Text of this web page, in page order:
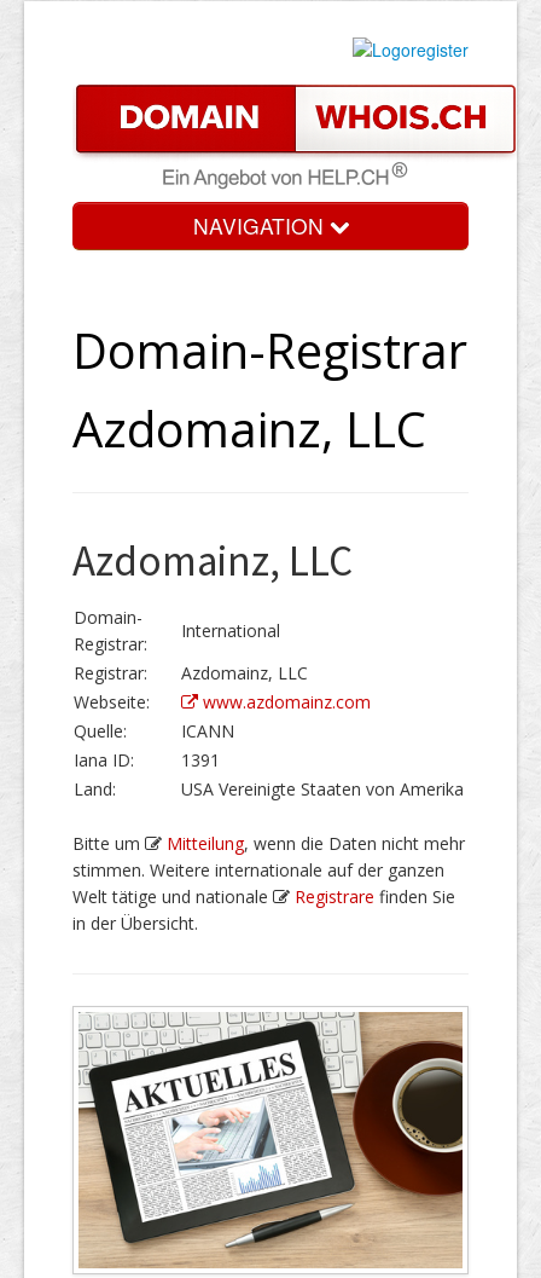
NAVIGATION
Domain-Registrar
Azdomainz, LLC
Azdomainz, LLC
Domain-
Registrar:
International
Registrar:
Azdomainz, LLC
Webseite:
www.azdomainz.com
Quelle:
ICANN
Iana ID:
1391
Land:
USA Vereinigte Staaten von Amerika
Bitte um Mitteilung, wenn die Daten nicht mehr
stimmen. Weitere internationale auf der ganzen
Welt tätige und nationale
Registrare finden Sie
in der Übersicht.